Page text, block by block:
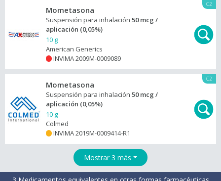
C2
Mometasona
Suspensión para inhalación 50 mcg /
aplicación (0,05%)
10 g
American Generics
INVIMA 2009M-0009089
C2
Mometasona
Suspensión para inhalación 50 mcg /
aplicación (0,05%)
10 g
Colmed
INVIMA 2019M-0009414-R1
Mostrar 3 más